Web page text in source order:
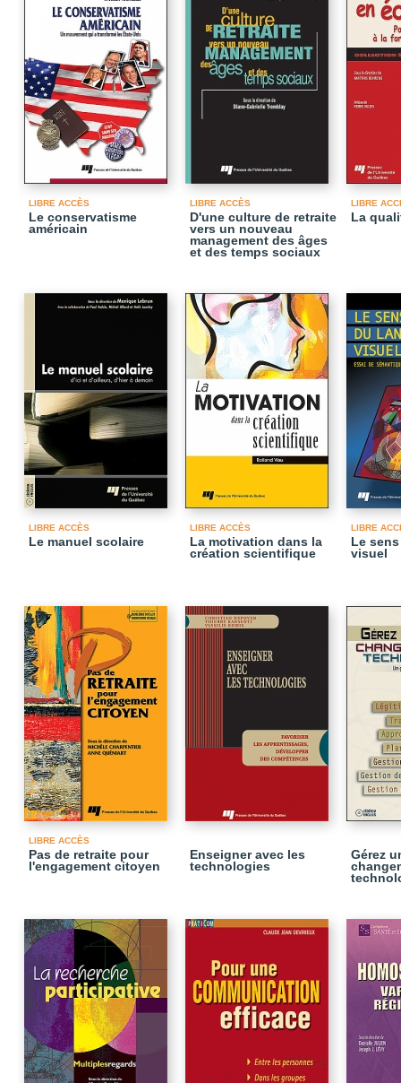
LIBRE ACCÈS
Le conservatisme
américain
LIBRE ACCÈS
D'une culture de retraite
vers un nouveau
management des âges
et des temps sociaux
LIBRE
La
LIBRE ACCÈS
Le manuel scolaire
LIBRE ACCÈS
La motivation dans la
création scientifique
LIBRE
Le
visuel
LIBRE ACCÈS
Pas de retraite pour
l'engagement citoyen
Enseigner avec les
technologies
Gérez